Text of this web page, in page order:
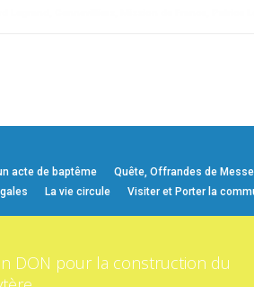
acte de baptême Quête, Offrandes de
La vie circule Visiter et Porter la
DON pour la construction du